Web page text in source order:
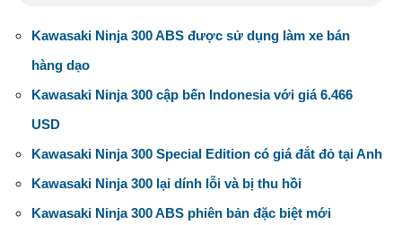
Kawasaki Ninja 300 ABS được sử dụng làm xe bán
hàng dạo
Kawasaki Ninja 300 cập bến Indonesia với giá 6.466
USD
Kawasaki Ninja 300 Special Edition có giá đắt đỏ tại Anh
Kawasaki Ninja 300 lại dính lỗi và bị thu hồi
Kawasaki Ninja 300 ABS phiên bản đặc biệt mới